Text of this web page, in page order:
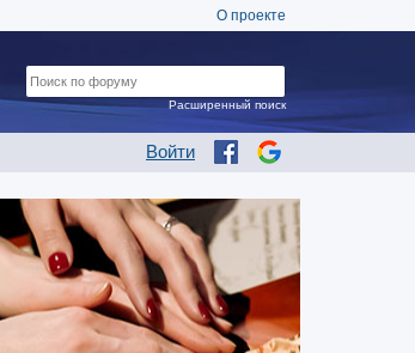
О проекте
Войти
Расширенный поиск